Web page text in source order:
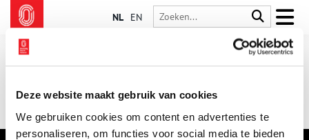
Deze website maakt gebruik van cookies
We gebruiken cookies om content en advertenties te
personaliseren, om functies voor social media te bieden
NL EN